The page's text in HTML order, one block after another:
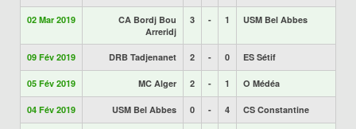
02 Mar 2019
CA Bordj Bou
Arreridj
3 - 1 USM Bel Abbes
09 Fév 2019 DRB Tadjenanet 2 - 0 ES Sétif
05 Fév 2019 MC Alger 2 - 1 O Médéa
04 Fév 2019 USM Bel Abbes 0 - 4 CS Constantine